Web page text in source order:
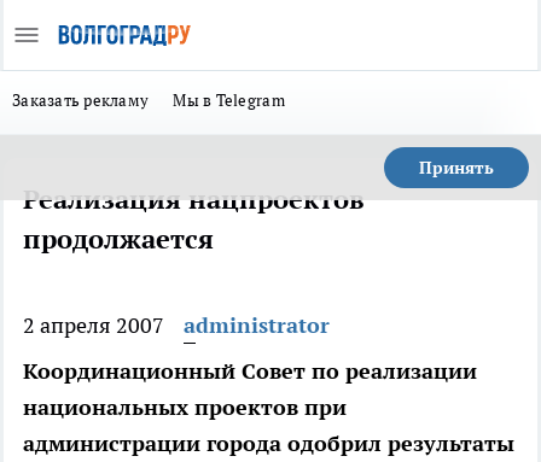
Заказать рекламу Мы в Telegram
Принять
Реализация нацпроектов
продолжается
2 апреля 2007
administrator
Координационный Совет по реализации
национальных проектов при
администрации города одобрил результаты